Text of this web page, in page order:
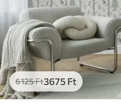
6125Ft3675 Ft